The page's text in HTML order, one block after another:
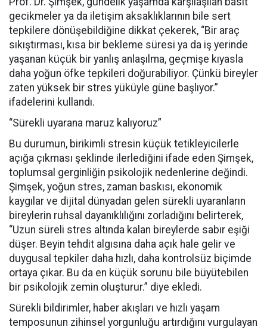
gecikmeler ya da iletişim aksaklıklarının bile sert
tepkilere dönüşebildiğine dikkat çekerek, “Bir araç
sıkıştırması, kısa bir bekleme süresi ya da iş yerinde
yaşanan küçük bir yanlış anlaşılma, geçmişe kıyasla
daha yoğun öfke tepkileri doğurabiliyor. Çünkü bireyler
zaten yüksek bir stres yüküyle güne başlıyor.”
ifadelerini kullandı.
“Sürekli uyarana maruz kalıyoruz”
Bu durumun, birikimli stresin küçük tetikleyicilerle
açığa çıkması şeklinde ilerlediğini ifade eden Şimşek,
toplumsal gerginliğin psikolojik nedenlerine değindi.
Şimşek, yoğun stres, zaman baskısı, ekonomik
kaygılar ve dijital dünyadan gelen sürekli uyaranların
bireylerin ruhsal dayanıklılığını zorladığını belirterek,
“Uzun süreli stres altında kalan bireylerde sabır eşiği
düşer. Beyin tehdit algısına daha açık hale gelir ve
duygusal tepkiler daha hızlı, daha kontrolsüz biçimde
ortaya çıkar. Bu da en küçük sorunu bile büyütebilen
bir psikolojik zemin oluşturur.” diye ekledi.
Sürekli bildirimler, haber akışları ve hızlı yaşam
temposunun zihinsel yorgunluğu artırdığını vurgulayan